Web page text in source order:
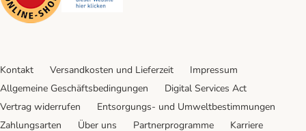
Kontakt Versandkosten und Lieferzeit
Impressum
Allgemeine Geschäftsbedingungen
Digital Services Act
Vertrag widerrufen
Entsorgungs- und Umweltbestimmungen
Zahlungsarten
Über uns Partnerprogramme Karriere